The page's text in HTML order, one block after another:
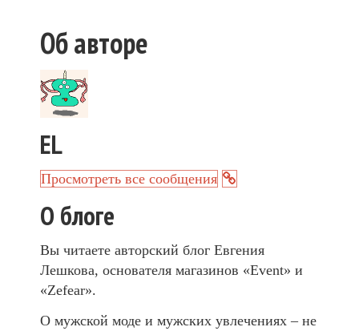
Об авторе
EL
Просмотреть все сообщения
О блоге
Вы читаете авторский блог Евгения
Лешкова, основателя магазинов «Event» и
«Zefear».
О мужской моде и мужских увлечениях – не